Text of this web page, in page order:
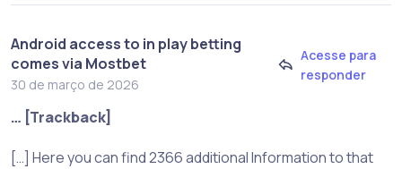
Android access to in play betting
comes via Mostbet
30 de março de 2026
Acesse para
responder
… [Trackback]
[…] Here you can find 2366 additional Information to that